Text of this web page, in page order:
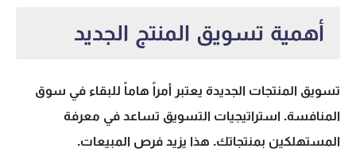
أهمية تسويق المنتج الجديد
تسويق المنتجات الجديدة يعتبر أمراً هاماً للبقاء في سوق
المنافسة. استراتيجيات التسويق تساعد في معرفة
المستهلكين بمنتجاتك. هذا يزيد فرص المبيعات.